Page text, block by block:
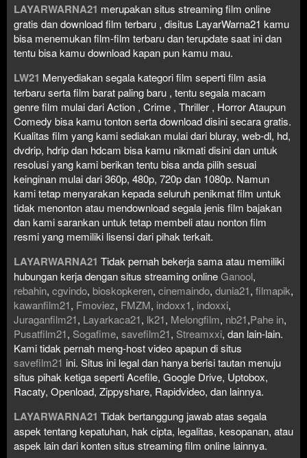
LAYARWARNA21 merupakan situs streaming film online
gratis dan download film terbaru , disitus LayarWarna21 kamu
bisa menemukan film-film terbaru dan terupdate saat ini dan
tentu bisa kamu download kapan pun kamu mau.
LW21 Menyediakan segala kategori film seperti film asia
terbaru serta film barat paling baru , tentu segala macam
genre film mulai dari Action , Crime , Thriller , Horror Ataupun
Comedy bisa kamu tonton serta download disini secara gratis.
Kualitas film yang kami sediakan mulai dari bluray, web-dl, hd,
dvdrip, hdrip dan hdcam bisa kamu nikmati disini dan untuk
resolusi yang kami berikan tentu bisa anda pilih sesuai
keinginan mulai dari 360p, 480p, 720p dan 1080p. Namun
kami tetap menyarakan kepada seluruh penikmat film untuk
tidak menonton atau mendownload segala jenis film bajakan
dan kami sarankan untuk tetap membeli atau nonton film
resmi yang memiliki lisensi dari pihak terkait.
LAYARWARNA21 Tidak pernah bekerja sama atau memiliki
hubungan kerja dengan situs streaming onlineGanool,
rebahin, cgvindo, bioskopkeren, cinemaindo, dunia21, filmapik,
kawanfilm21, Fmoviez, FMZM, indoxx1, indoxxi,
Juraganfilm21, Layarkaca21, lk21, Melongfilm, nb21,Pahe in,
Pusatfilm21, Sogafime, savefilm21, Streamxxi, dan lain-lain.
Kami tidak pernah meng-host video apapun di situs
savefilm21 ini. Situs ini legal dan hanya berisi tautan menuju
situs pihak ketiga seperti Acefile, Google Drive, Uptobox,
Racaty, Openload, Zippyshare, Rapidvideo, dan lainnya.
LAYARWARNA21 Tidak bertanggung jawab atas segala
aspek tentang kepatuhan, hak cipta, legalitas, kesopanan, atau
aspek lain dari konten situs streaming film online lainnya.